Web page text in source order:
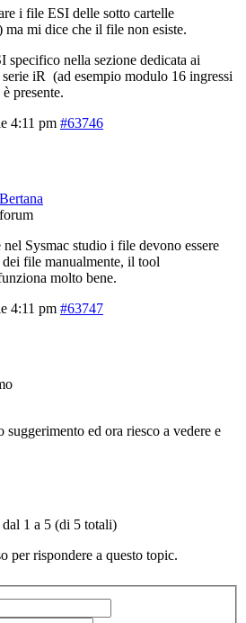
i file ESI delle sotto cartelle
mi dice che il file non esiste.
specifico nella sezione dedicata ai
iR (ad esempio modulo 16 ingressi
presente.
4:11 pm #63746
Sysmac studio i file devono essere
file manualmente, il tool
molto bene.
4:11 pm #63747
ed ora riesco a vedere e
1 a 5 (di 5 totali)
per rispondere a questo topic.